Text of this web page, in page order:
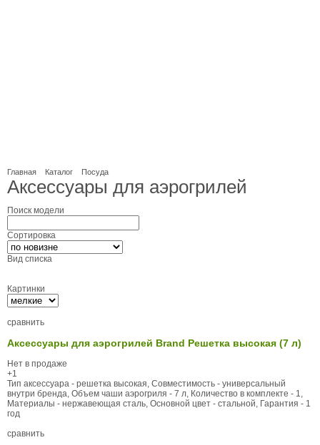
Главная Каталог Посуда
Аксессуары для аэрогрилей
Поиск модели
Сортировка
Вид списка
Картинки
сравнить
Аксессуары для аэрогрилей Brand Решетка высокая (7 л)
Нет в продаже
+1
Тип аксессуара - решетка высокая, Совместимость - универсальный
внутри бренда, Объем чаши аэрогриля - 7 л, Количество в комплекте - 1,
Материалы - нержавеющая сталь, Основной цвет - стальной, Гарантия - 1
год
сравнить